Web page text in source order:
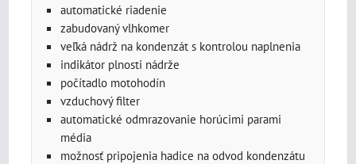
automatické riadenie
zabudovaný vlhkomer
veľká nádrž na kondenzát s kontrolou naplnenia
indikátor plnosti nádrže
počítadlo motohodín
vzduchový filter
automatické odmrazovanie horúcimi parami
média
možnosť pripojenia hadice na odvod kondenzátu